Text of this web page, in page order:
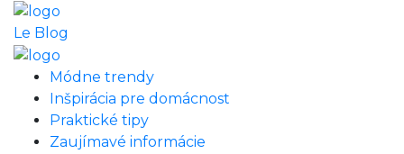
Le Blog
Módne trendy
Inšpirácia pre domácnost
Praktické tipy
Zaujímavé informácie